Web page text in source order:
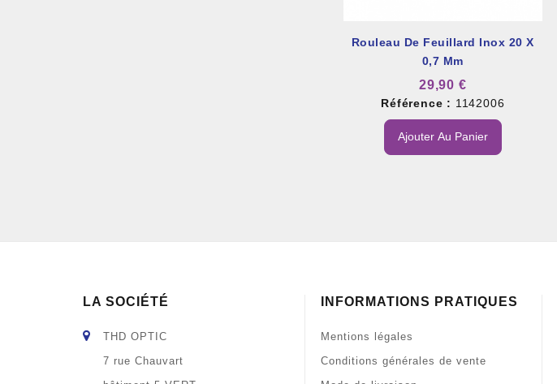
Rouleau De Feuillard Inox 20 X
0,7 Mm
29,90 €
Référence : 1142006
Ajouter Au Panier
LA SOCIÉTÉ
THD OPTIC
7 rue Chauvart
INFORMATIONS PRATIQUES
Mentions légales
Conditions générales de vente